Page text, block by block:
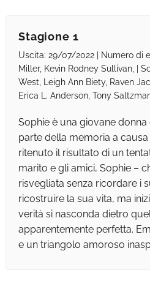
Stagione 1
Uscita: 29/07/2022 | Numero di
Miller, Kevin Rodney Sullivan, |
West, Leigh Ann Biety, Raven
Erica L. Anderson, Tony
Sophie è una giovane
parte della memoria a
ritenuto il risultato di un
marito e gli amici, Sophie –
risvegliata senza ricordare i
ricostruire la sua vita, ma
verità si nasconda dietro
apparentemente perfetta.
e un triangolo amoroso